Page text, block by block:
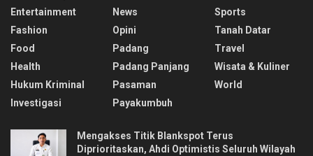
Entertainment
Fashion
Food
Health
Hukum Kriminal
Investigasi
News
Opini
Padang
Padang Panjang
Pasaman
Payakumbuh
Sports
Tanah Datar
Travel
Wisata & Kuliner
World
Mengakses Titik Blankspot Terus
Diprioritaskan, Ahdi Optimistis Seluruh Wilayah